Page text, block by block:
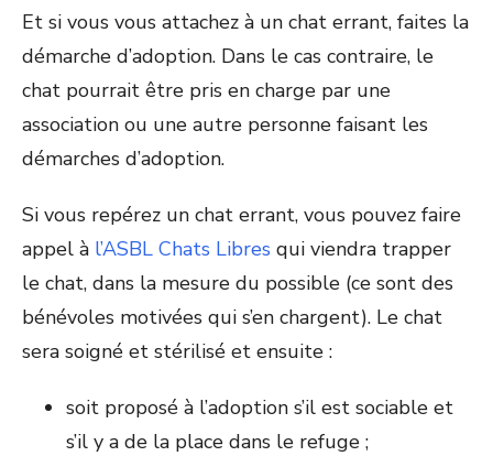
Et si vous vous attachez à un chat errant, faites la
démarche d’adoption. Dans le cas contraire, le
chat pourrait être pris en charge par une
association ou une autre personne faisant les
démarches d’adoption.
Si vous repérez un chat errant, vous pouvez faire
appel à l’ASBL Chats Libres qui viendra trapper
le chat, dans la mesure du possible (ce sont des
bénévoles motivées qui s’en chargent). Le chat
sera soigné et stérilisé et ensuite :
soit proposé à l’adoption s’il est sociable et
s’il y a de la place dans le refuge ;